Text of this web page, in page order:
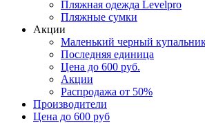
Пляжная одежда Levelpro
Пляжные сумки
Акции
Маленький черный
Последняя единица
Цена до 600 руб.
Акции
Распродажа от 50%
Производители
Цена до 600 руб